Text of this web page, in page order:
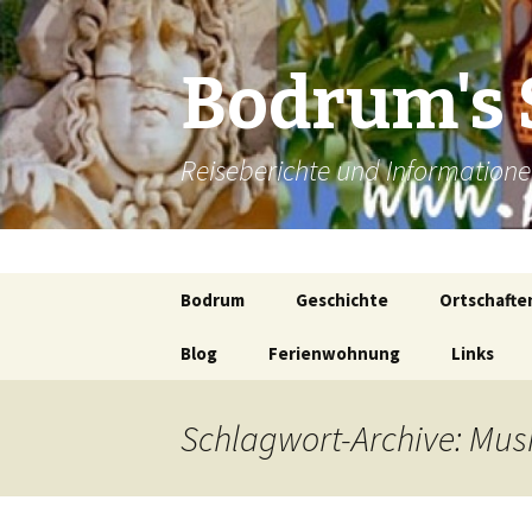
Bodrum's
Reiseberichte und
springen
Bodrum Geschichte
Antike Städte Gümbet
Blog Ferienwohnung Links
Schlagwort-Archive: